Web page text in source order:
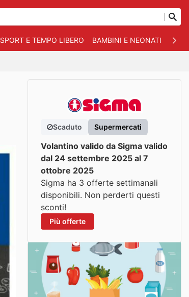
SPORT E TEMPO LIBERO BAMBINI E NEONATI
Scaduto Supermercati
Volantino valido da Sigma valido
dal 24 settembre 2025 al 7
ottobre 2025
Sigma ha 3 offerte settimanali
disponibili. Non perderti questi
sconti!
Più offerte